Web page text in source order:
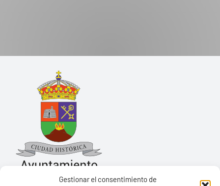
Gestionar el consentimiento de